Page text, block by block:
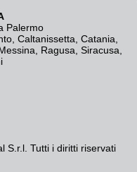
Palermo
Caltanissetta Catania
Ragusa Siracusa
S.r.l. Tutti i diritti riservati